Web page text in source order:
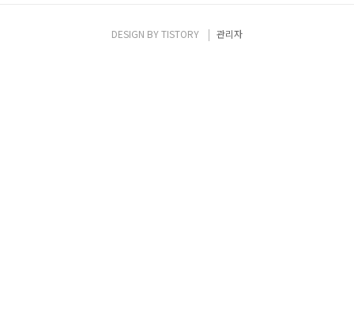
DESIGN BYTISTORY 관리자